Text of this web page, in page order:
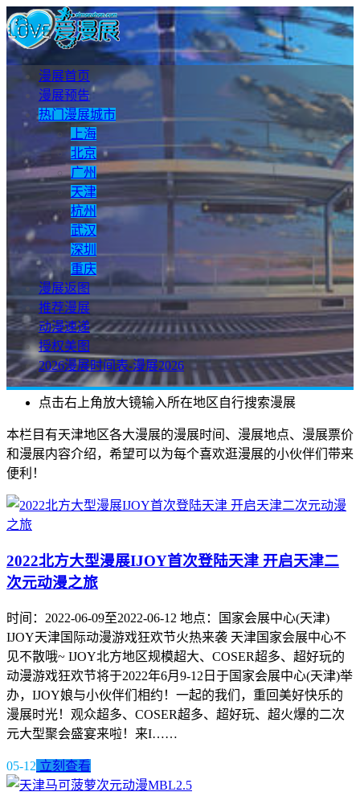
漫展首页
漫展预告
热门漫展城市
上海
北京
广州
天津
杭州
武汉
深圳
重庆
漫展返图
推荐漫展
动漫速递
授权美图
2026漫展时间表-漫展2026
点击右上角放大镜输入所在地区自行搜索漫展
本栏目有天津地区各大漫展的漫展时间、漫展地点、漫展票价
和漫展内容介绍，希望可以为每个喜欢逛漫展的小伙伴们带来
便利！
2022北方大型漫展IJOY首次登陆天津 开启天津二
次元动漫之旅
时间：2022-06-09至2022-06-12 地点：国家会展中心(天津)
IJOY天津国际动漫游戏狂欢节火热来袭 天津国家会展中心不
见不散哦~ IJOY北方地区规模超大、COSER超多、超好玩的
动漫游戏狂欢节将于2022年6月9-12日于国家会展中心(天津)举
办，IJOY娘与小伙伴们相约！一起的我们，重回美好快乐的
漫展时光！观众超多、COSER超多、超好玩、超火爆的二次
元大型聚会盛宴来啦！来I……
05-12 立刻查看